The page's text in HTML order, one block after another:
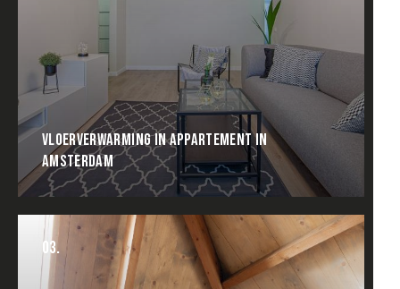
VLOERVERWARMING IN APPARTEMENT IN
AMSTERDAM
03.